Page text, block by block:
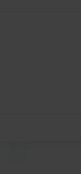
van 4:00 tot